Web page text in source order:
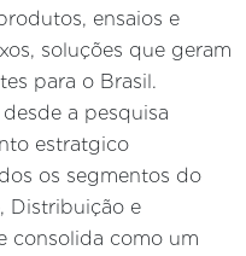
ensaios e
soluções que geram
para o Brasil.
a pesquisa
estratgico
os segmentos do
Distribuição e
consolida como um